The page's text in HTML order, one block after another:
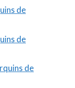
de
de
de